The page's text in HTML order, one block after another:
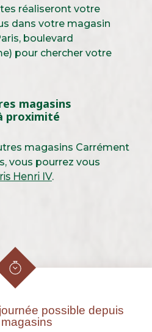
réaliseront votre
dans votre magasin
boulevard
pour chercher votre
magasins
proximité
magasins Carrément
vous pourrez vous
Henri IV.
possible depuis